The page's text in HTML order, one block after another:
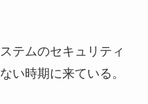
テムのセキュリティ
い時期に来ている。